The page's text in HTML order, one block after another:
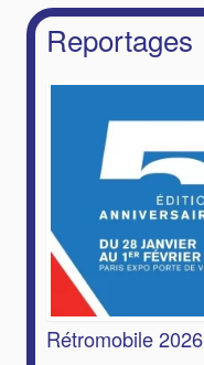
Reportages
Rétromobile 2026